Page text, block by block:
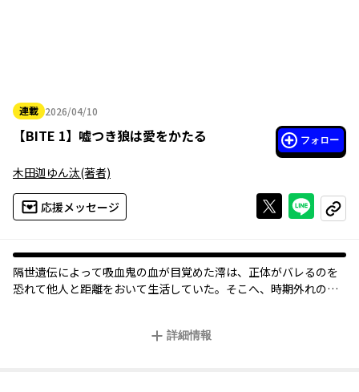
連載 2026/04/10
2026年04月10日
【BITE 1】 嘘つき狼は愛をかたる フォロー
木田迦ゆん汰(著者)
応援メッセージ Xで投稿する
ライン
コピー
隔世遺伝によって吸血鬼の血が目覚めた澪は、正体がバレるのを
恐れて他人と距離をおいて生活していた。そこへ、時期外れの転
大賀美の視線に困惑する澪。
詳細情報